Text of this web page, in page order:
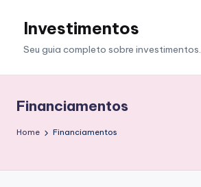
Investimentos
Seu guia completo sobre investimentos.
Financiamentos
Home Financiamentos